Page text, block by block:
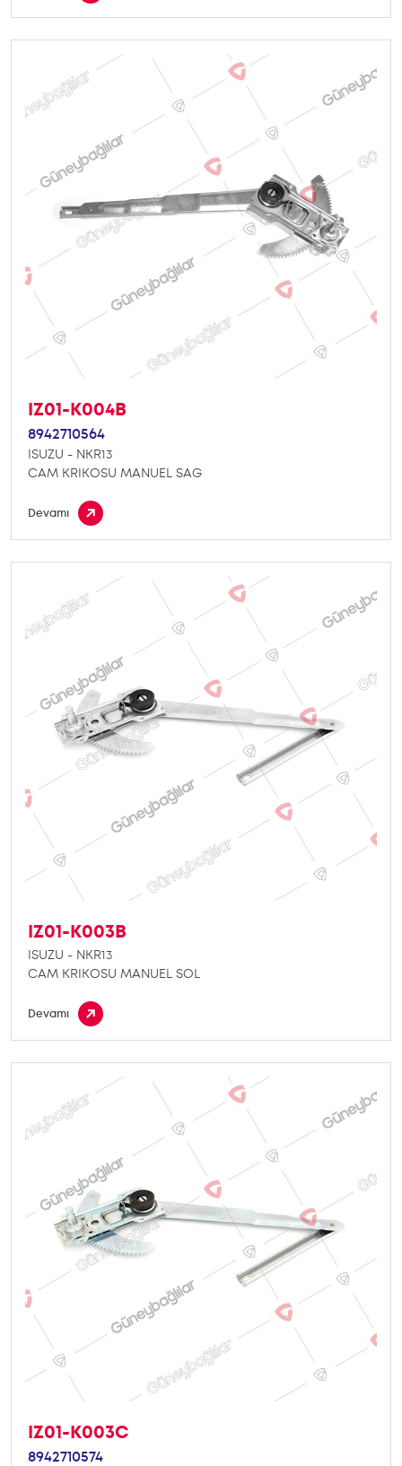
IZ01-K004B
8942710564
ISUZU - NKR13
CAM KRIKOSU MANUEL SAG
Devamı
IZ01-K003B
ISUZU - NKR13
CAM KRIKOSU MANUEL SOL
Devamı
IZ01-K003C
8942710574